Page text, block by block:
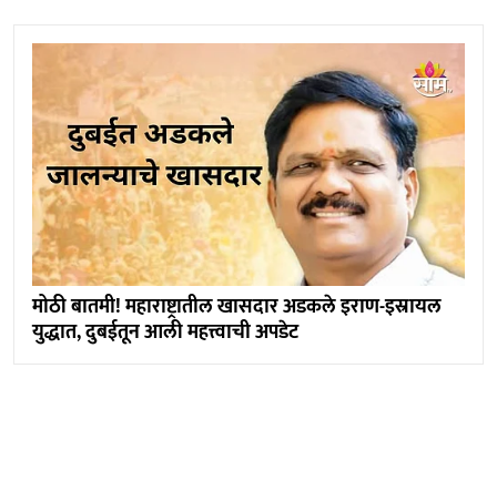
मोठी बातमी! महाराष्ट्रातील खासदार अडकले इराण-इस्रायल
युद्धात, दुबईतून आली महत्त्वाची अपडेट